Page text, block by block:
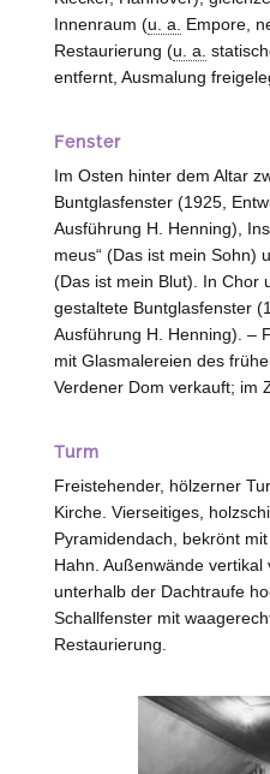
Innenraum (u. a.
Empore,
Restaurierung (u. a.
entfernt, Ausmalung
Fenster
Im Osten hinter dem Altar
Buntglasfenster (1925,
Ausführung H. Henning),
meus“ (Das ist mein Sohn)
(Das ist mein Blut). In Chor
gestaltete Buntglasfenster
Ausführung H. Henning). –
mit Glasmalereien des
Verdener Dom verkauft; im
Turm
Freistehender, hölzerner
Kirche. Vierseitiges,
Pyramidendach, bekrönt
Hahn. Außenwände
unterhalb der Dachtraufe
Schallfenster mit
Restaurierung.